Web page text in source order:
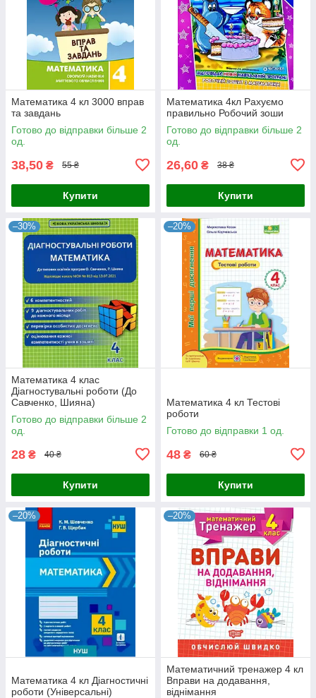
Математика 4 кл 3000 вправ
та завдань
Готово до відправки більше 2
од.
38,50 ₴ 55 ₴
Купити
Математика 4кл Рахуємо
правильно Робочий зоши
Готово до відправки більше 2
од.
26,60 ₴ 38 ₴
Купити
–30%
Математика 4 клас
Діагностувальні роботи (До
Савченко, Шияна)
Готово до відправки більше 2
од.
28 ₴ 40 ₴
Купити
–20%
Математика 4 кл Тестові
роботи
Готово до відправки 1 од.
48 ₴ 60 ₴
Купити
–20%
Математика 4 кл Діагностичні
роботи (Універсальні)
–20%
Математичний тренажер 4 кл
Вправи на додавання,
віднімання